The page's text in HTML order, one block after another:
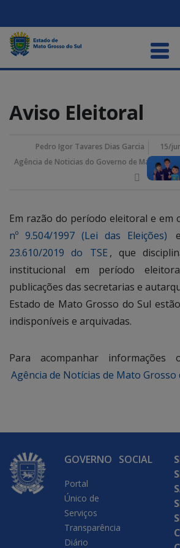
Aviso Eleitoral
Pedro Igor Tavares Dias Garcia
15/
Agência de Noticias do Governo de Mato
Em razão do período eleitoral e em
nº 9.504/1997 (Lei das Eleições)
23.610/2019 do TSE , que
institucional em período
publicações das secretarias e
Estado de Mato Grosso do Sul
indisponíveis e arquivadas.
Para acompanhar informações
Agência de Notícias de Mato Grosso
GOVERNO
Portal
Único de
Serviços
Transparência
Diário
SOCIAL